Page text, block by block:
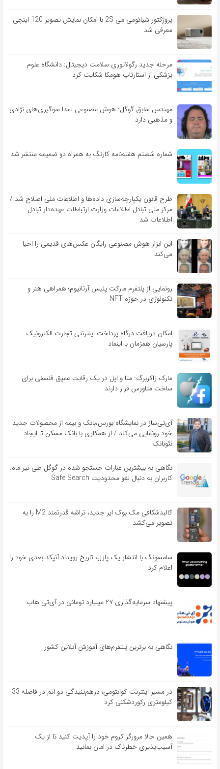
پروژکتور شیائومی می 2S با امکان نمایش تصویر 120 اینچی
معرفی شد
مرحله جدید رگولاتوری سلامت دیجیتال: دانشگاه علوم
پزشکی از استارتاپ هومکا شکایت کرد
مهندس سابق گوگل: هوش مصنوعی لمدا سوگیری‌های نژادی
و مذهبی دارد
شماره شصتم هفته‌نامه کارنگ به همراه دو ضمیمه منتشر شد
طرح قانون یکپارچه‌سازی داده‌ها و اطلاعات ملی اصلاح شد /
مرکز ملی تبادل اطلاعات وزارت ارتباطات عهده‌دار تبادل
اطلاعات شد
این ابزار هوش مصنوعی رایگان عکس‌های قدیمی را احیا
می‌کند
رونمایی از پلتفرم مارکت پلیس آرتانیوم؛ همراهی هنر و
تکنولوژی در حوزه NFT
امکان دریافت درگاه پرداخت اینترنتی تجارت الکترونیک
پارسیان همزمان با اینماد
مارک زاکربرگ: متا و اپل در یک رقابت عمیق فلسفی برای
ساخت متاورس قرار دارند
آی‌تی‌ساز در نمایشگاه بورس،بانک و بیمه از محصولات جدید
خود رونمایی می‌کند / از همکاری با بانک مسکن تا ایجاد
نئوبانک
نگاهی به بیشترین عبارات جستجو شده در گوگل طی تیر ماه:
کاربران به دنبال لغو محدودیت Safe Search
کالبدشکافی مک بوک ایر جدید، تراشه قدرتمند M2 را به
تصویر می‌کشد
سامسونگ با انتشار یک پازل، تاریخ رویداد آنپکد بعدی خود را
اعلام کرد
پیشنهاد سرمایه‌گذاری ۲۷ میلیارد تومانی در آی‌تی هاب
نگاهی به برترین پلتفرم‌های آموزش آنلاین کشور
در مسیر اینترنت کوانتومی؛ درهم‌تنیدگی دو اتم در فاصله 33
کیلومتری رکوردشکنی کرد
همین حالا مرورگر کروم خود را آپدیت کنید تا از یک
آسیب‌‌‌‌پذیری خطرناک در امان بمانید